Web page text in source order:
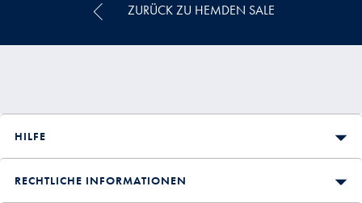
ZURÜCK ZU HEMDEN SALE
HILFE
RECHTLICHE INFORMATIONEN